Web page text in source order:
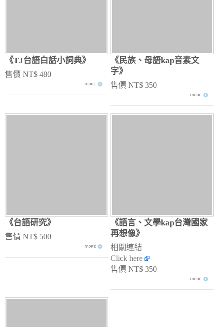
《TJ台語白話小詞典》
售價 NT$ 480
《民族、母語kap音素文
字》
售價 NT$ 350
《台語研究》
售價 NT$ 500
《語言、文學kap台灣國家
再想像》
相關連結
Click here
售價 NT$ 350